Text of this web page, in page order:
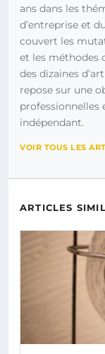
ans dans les
d’entreprise et
couvert les
et les méthodes
des dizaines
repose sur une
professionnelles
indépendant.
VOIR TOUS LES
ARTICLES